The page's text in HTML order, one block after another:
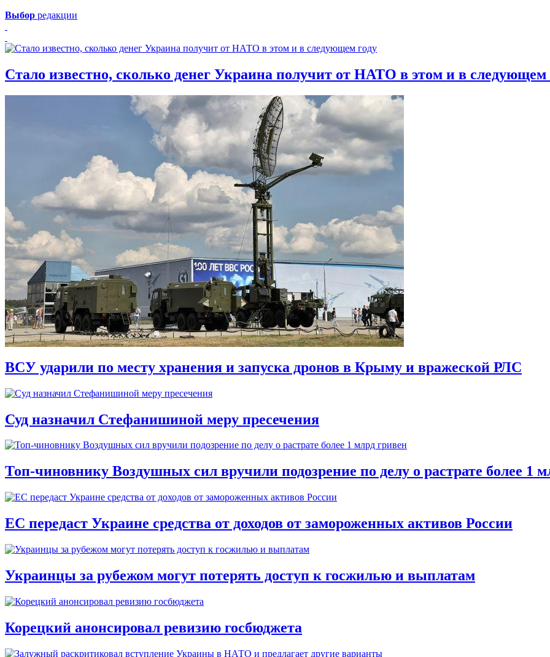
Выбор редакции
Стало известно, сколько денег Украина получит от НАТО в этом и в следующем
ВСУ ударили по месту хранения и запуска дронов в Крыму и вражеской РЛС
Суд назначил Стефанишиной меру пресечения
Топ-чиновнику Воздушных сил вручили подозрение по делу о растрате более 1
ЕС передаст Украине средства от доходов от замороженных активов России
Украинцы за рубежом могут потерять доступ к госжилью и выплатам
Корецкий анонсировал ревизию госбюджета